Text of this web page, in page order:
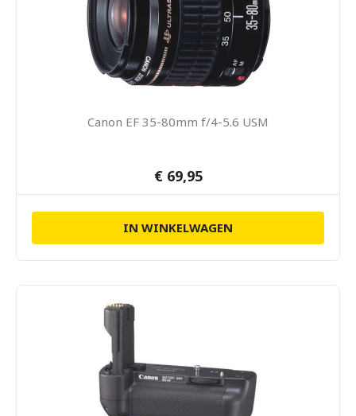
Canon EF 35-80mm f/4-5.6 USM
€ 69,95
IN WINKELWAGEN